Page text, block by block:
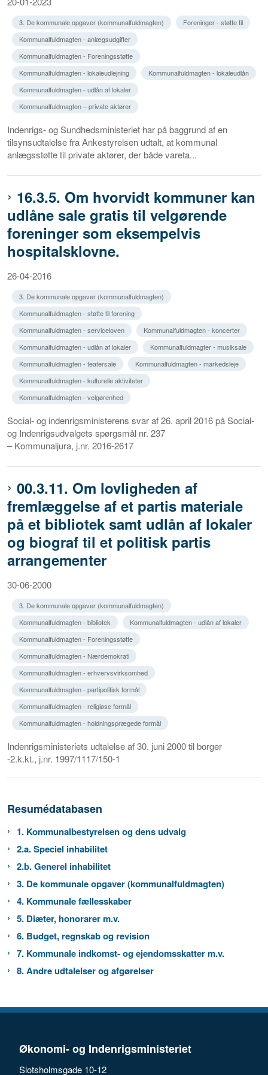
3. De kommunale opgaver (kommunalfuldmagten)
Foreninger - støtte til
Kommunalfuldmagten - anlægsudgifter
Kommunalfuldmagten - Foreningsstøtte
Kommunalfuldmagten - lokaleudlejning
Kommunalfuldmagten - lokaleudlån
Kommunalfuldmagten - udlån af lokaler
Kommunalfuldmagten – private aktører
Indenrigs- og Sundhedsministeriet har på baggrund af en
tilsynsudtalelse fra Ankestyrelsen udtalt, at kommunal
anlægsstøtte til private aktører, der både vareta...
16.3.5. Om hvorvidt kommuner kan
udlåne sale gratis til velgørende
foreninger som eksempelvis
hospitalsklovne.
26-04-2016
3. De kommunale opgaver (kommunalfuldmagten)
Kommunalfuldmagten - støtte til forening
Kommunalfuldmagten - serviceloven
Kommunalfuldmagten - koncerter
Kommunalfuldmagten - udlån af lokaler
Kommunalfuldmagter - musiksale
Kommunalfuldmagten - teatersale
Kommunalfuldmagten - markedsleje
Kommunalfuldmagten - kulturelle aktiviteter
Kommunalfuldmagten - velgørenhed
Social- og indenrigsministerens svar af 26. april 2016 på Social-
og Indenrigsudvalgets spørgsmål nr. 237
– Kommunaljura, j.nr. 2016-2617
00.3.11. Om lovligheden af
fremlæggelse af et partis materiale
på et bibliotek samt udlån af lokaler
og biograf til et politisk partis
arrangementer
30-06-2000
3. De kommunale opgaver (kommunalfuldmagten)
Kommunalfuldmagten - bibliotek
Kommunalfuldmagten - udlån af lokaler
Kommunalfuldmagten - Foreningsstøtte
Kommunalfuldmagten - Nærdemokrati
Kommunalfuldmagten - erhvervsvirksomhed
Kommunalfuldmagten - partipolitisk formål
Kommunalfuldmagten - religiøse formål
Kommunalfuldmagten - holdningsprægede formål
Indenrigsministeriets udtalelse af 30. juni 2000 til borger
-2.k.kt., j.nr. 1997/1117/150-1
Resumédatabasen
1. Kommunalbestyrelsen og dens udvalg
2.a. Speciel inhabilitet
2.b. Generel inhabilitet
3. De kommunale opgaver (kommunalfuldmagten)
4. Kommunale fællesskaber
5. Diæter, honorarer m.v.
6. Budget, regnskab og revision
7. Kommunale indkomst- og ejendomsskatter m.v.
8. Andre udtalelser og afgørelser
Økonomi- og Indenrigsministeriet
Slotsholmsgade 10-12